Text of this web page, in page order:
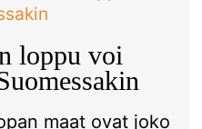
loppu voi
maat ovat joko